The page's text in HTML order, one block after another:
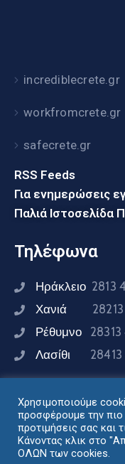
incrediblecrete.gr
workfromcrete.gr
safecrete.gr
RSS Feeds
Για ενημερώσεις
Παλιά Ιστοσελίδα
Τηλέφωνα
Ηράκλειο 2813
Χανιά
Ρέθυμνο
Λασίθι
Συνδεθείτε
Χρησιμοποιούμε
προσφέρουμε την πιο
προτιμήσεις σας και
Κάνοντας κλικ στο
ΟΛΩΝ των cookies.